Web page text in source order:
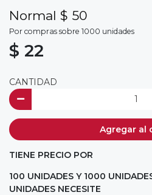
Normal $ 50
Por compras sobre 1000 unidades
$ 22
CANTIDAD
Agregar al
TIENE PRECIO POR
100 UNIDADES Y 1000
UNIDADES NECESITE